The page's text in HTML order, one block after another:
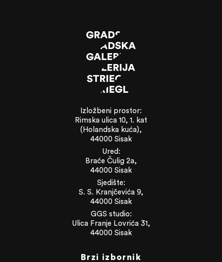
Izložbeni prostor:
Rimska ulica 10, 1. kat
(Holandska kuća),
44000 Sisak
Ured:
Braće Čulig 2a,
44000 Sisak
Sjedište:
S. S. Kranjčevića 9,
44000 Sisak
GGS studio:
Ulica Franje Lovrića 31,
44000 Sisak
Brzi izbornik